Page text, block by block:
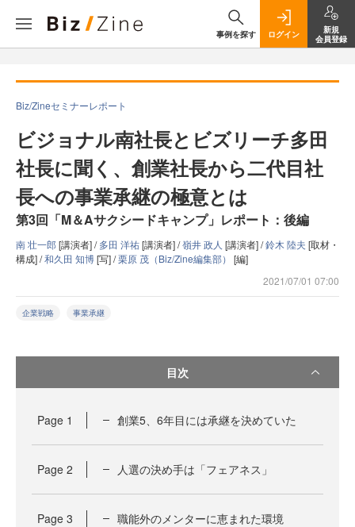
事例を探す ログイン
新規
会員登録
Biz/Zineセミナーレポート
ビジョナル南社長とビズリーチ多田
社長に聞く、創業社長から二代目社
長への事業承継の極意とは
第3回「M＆Aサクシードキャンプ」レポート：後編
南 壮一郎[講演者] /多田 洋祐[講演者] /嶺井 政人 [講演者] /鈴木 陸夫 [取材・
構成] /和久田 知博[写] /栗原 茂（Biz/Zine編集部） [編]
2021/07/01 07:00
企業戦略 事業承継
目次
Page 1 創業5、6年目には承継を決めていた
Page 2 人選の決め手は「フェアネス」
Page 3 職能外のメンターに恵まれた環境